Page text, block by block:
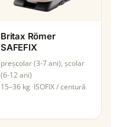
Britax Römer
SAFEFIX
preșcolar (3-7 ani), școlar
(6-12 ani)
15–36 kg ISOFIX / centură